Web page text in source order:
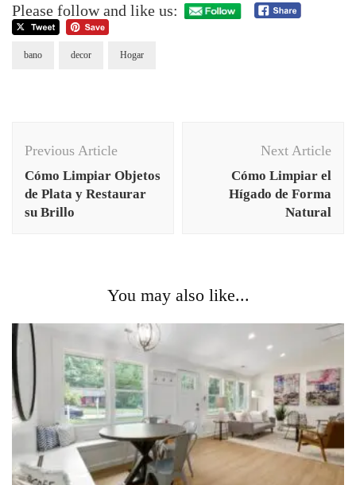
Please follow and like us:
bano decor Hogar
Navigation
Previous Article
Cómo Limpiar Objetos
de Plata y Restaurar
su Brillo
Next Article
Cómo Limpiar el
Hígado de Forma
Natural
You may also like...